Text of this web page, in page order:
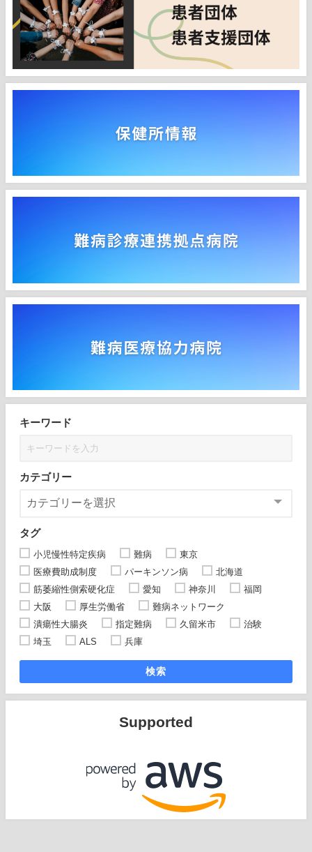
キーワード
カテゴリー
タグ
小児慢性特定疾病 難病
東京
医療費助成制度
パーキンソン病
北海道
筋萎縮性側索硬化症
愛知 神奈川
福岡
大阪
厚生労働省
難病ネットワーク
潰瘍性大腸炎
指定難病 久留米市
治験
埼玉
ALS 兵庫
検索
Supported